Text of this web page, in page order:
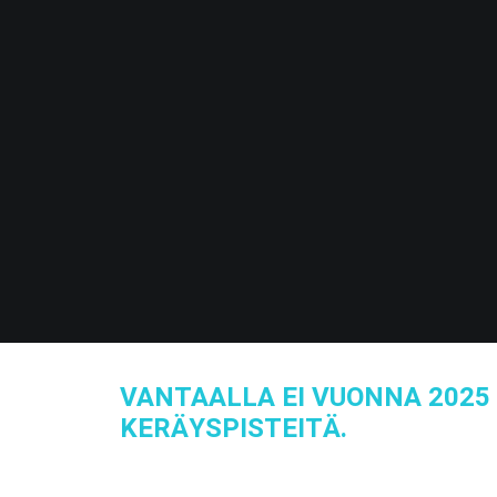
VANTAALLA EI VUONNA
KERÄYSPISTEITÄ.